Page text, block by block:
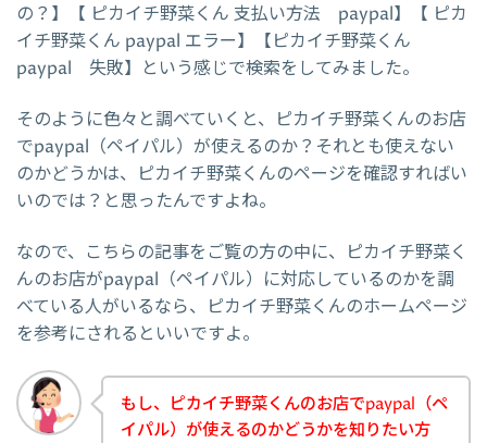
の？】【 ピカイチ野菜くん 支払い方法 paypal】【 ピカ
イチ野菜くん paypal エラー】【ピカイチ野菜くん
paypal 失敗】という感じで検索をしてみました。
そのように色々と調べていくと、ピカイチ野菜くんのお店
でpaypal（ペイパル）が使えるのか？それとも使えない
のかどうかは、ピカイチ野菜くんのページを確認すればい
いのでは？と思ったんですよね。
なので、こちらの記事をご覧の方の中に、ピカイチ野菜く
んのお店がpaypal（ペイパル）に対応しているのかを調
べている人がいるなら、ピカイチ野菜くんのホームページ
を参考にされるといいですよ。
もし、ピカイチ野菜くんのお店でpaypal（ペ
イパル）が使えるのかどうかを知りたい方